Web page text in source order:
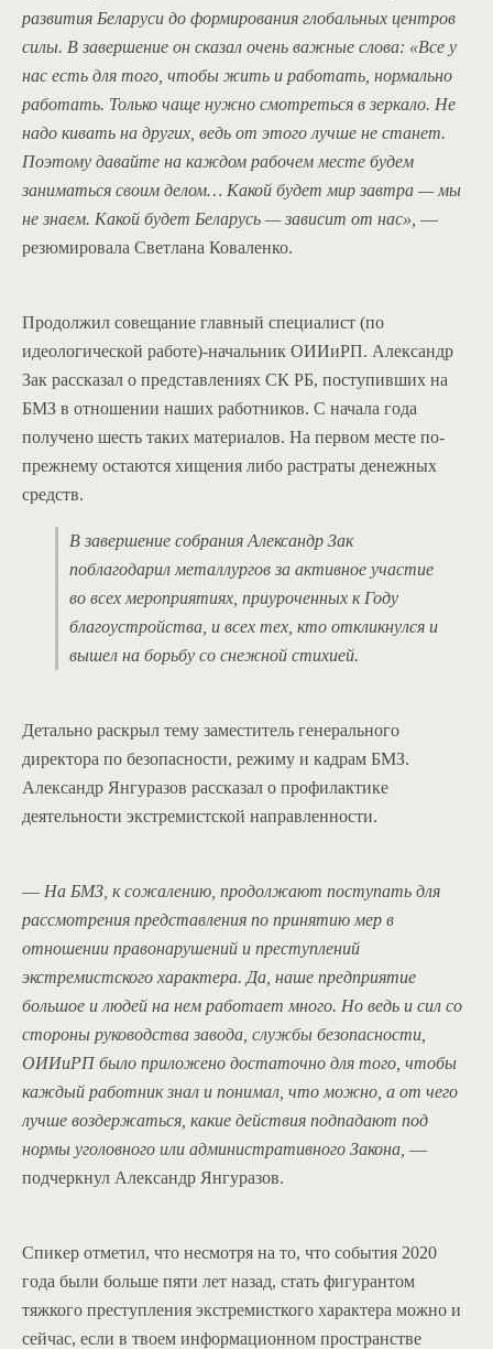
развития Беларуси до формирования глобальных центров
силы. В завершение он сказал очень важные слова: «Все у
нас есть для того, чтобы жить и работать, нормально
работать. Только чаще нужно смотреться в зеркало. Не
надо кивать на других, ведь от этого лучше не станет.
Поэтому давайте на каждом рабочем месте будем
заниматься своим делом… Какой будет мир завтра — мы
не знаем. Какой будет Беларусь — зависит от нас», —
резюмировала Светлана Коваленко.
Продолжил совещание главный специалист (по
идеологической работе)-начальник ОИИиРП. Александр
Зак рассказал о представлениях СК РБ, поступивших на
БМЗ в отношении наших работников. С начала года
получено шесть таких материалов. На первом месте по-
прежнему остаются хищения либо растраты денежных
средств.
В завершение собрания Александр Зак
поблагодарил металлургов за активное участие
во всех мероприятиях, приуроченных к Году
благоустройства, и всех тех, кто откликнулся и
вышел на борьбу со снежной стихией.
Детально раскрыл тему заместитель генерального
директора по безопасности, режиму и кадрам БМЗ.
Александр Янгуразов рассказал о профилактике
деятельности экстремистской направленности.
— На БМЗ, к сожалению, продолжают поступать для
рассмотрения представления по принятию мер в
отношении правонарушений и преступлений
экстремистского характера. Да, наше предприятие
большое и людей на нем работает много. Но ведь и сил со
стороны руководства завода, службы безопасности,
ОИИиРП было приложено достаточно для того, чтобы
каждый работник знал и понимал, что можно, а от чего
лучше воздержаться, какие действия подпадают под
нормы уголовного или административного Закона, —
подчеркнул Александр Янгуразов.
Спикер отметил, что несмотря на то, что события 2020
года были больше пяти лет назад, стать фигурантом
тяжкого преступления экстремисткого характера можно и
сейчас, если в твоем информационном пространстве